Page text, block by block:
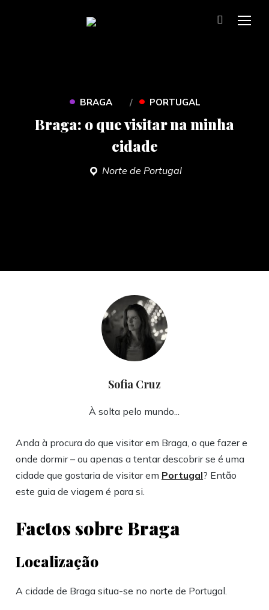
• BRAGA • PORTUGAL
Braga: o que visitar na minha
cidade
Norte de Portugal
Sofia Cruz
À solta pelo mundo...
Anda à procura do que visitar em Braga, o que fazer e
onde dormir – ou apenas a tentar descobrir se é uma
cidade que gostaria de visitar em Portugal? Então
este guia de viagem é para si.
Factos sobre Braga
Localização
A cidade de Braga situa-se no norte de Portugal.